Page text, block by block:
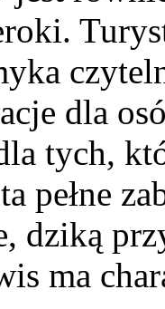
dla
tych,
pełne
dziką
ma